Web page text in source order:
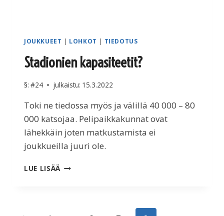
JOUKKUEET | LOHKOT | TIEDOTUS
Stadionien kapasiteetit?
§: #24 julkaistu: 15.3.2022
Toki ne tiedossa myös ja välillä 40 000 – 80
000 katsojaa. Pelipaikkakunnat ovat
lähekkäin joten matkustamista ei
joukkueilla juuri ole.
LUE LISÄÄ STADIONIEN